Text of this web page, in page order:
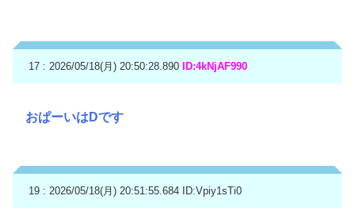
17 : 2026/05/18(月) 20:50:28.890 ID:4kNjAF990
おぱーいはDです
19 : 2026/05/18(月) 20:51:55.684 ID:Vpiy1sTi0